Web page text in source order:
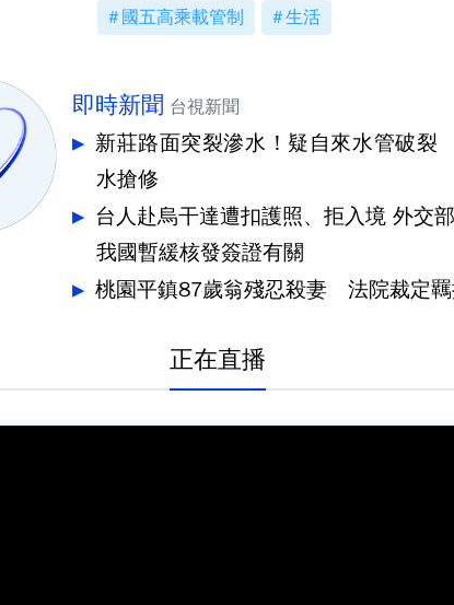
國五高乘載管制 生活
即時新聞 台視新聞
新莊路面突裂滲水！疑自來水管破
水搶修
台人赴烏干達遭扣護照、拒入境 外交
我國暫緩核發簽證有關
桃園平鎮87歲翁殘忍殺妻 法院裁定
正在直播